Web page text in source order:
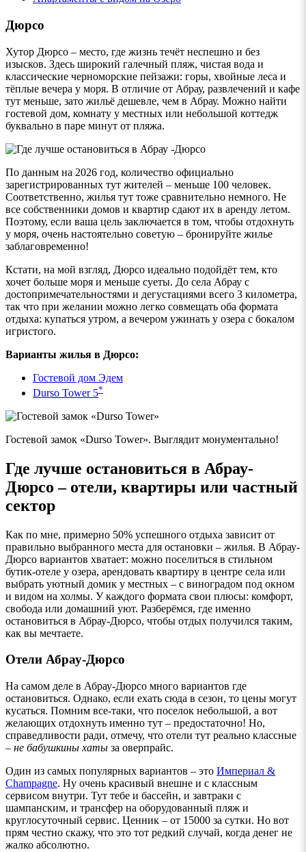
Дюрсо
Хутор Дюрсо – место, где жизнь течёт неспешно и без
изысков. Здесь широкий галечный пляж, чистая вода и
классические черноморские пейзажи: горы, хвойные леса и
тёплые вечера у моря. В отличие от Абрау, развлечений и кафе
тут меньше, зато жильё дешевле, чем в Абрау. Можно найти
гостевой дом, комнату у местных или небольшой коттедж
буквально в паре минут от пляжа.
По данным на 2026 год, количество официально
зарегистрированных тут жителей – меньше 100 человек.
Соответственно, жилья тут тоже сравнительно немного. Не
все собственники домов и квартир сдают их в аренду летом.
Поэтому, если ваша цель заключается в том, чтобы отдохнуть
у моря, очень настоятельно советую – бронируйте жилье
заблаговременно!
Кстати, на мой взгляд, Дюрсо идеально подойдёт тем, кто
хочет больше моря и меньше суеты. До села Абрау с
достопримечательностями и дегустациями всего 3 километра,
так что при желании можно легко совмещать оба формата
отдыха: купаться утром, а вечером ужинать у озера с бокалом
игристого.
Варианты жилья в Дюрсо:
Гостевой дом Эдем
Durso Tower 5*
Гостевой замок «Durso Tower». Выглядит монументально!
Где лучше остановиться в Абрау-
Дюрсо – отели, квартиры или частный
сектор
Как по мне, примерно 50% успешного отдыха зависит от
правильно выбранного места для остановки – жилья. В Абрау-
Дюрсо вариантов хватает: можно поселиться в стильном
бутик-отеле у озера, арендовать квартиру в центре села или
выбрать уютный домик у местных – с виноградом под окном
и видом на холмы. У каждого формата свои плюсы: комфорт,
свобода или домашний уют. Разберёмся, где именно
остановиться в Абрау-Дюрсо, чтобы отдых получился таким,
как вы мечтаете.
Отели Абрау-Дюрсо
На самом деле в Абрау-Дюрсо много вариантов где
остановиться. Однако, если ехать сюда в сезон, то цены могут
кусаться. Помним все-таки, что поселок небольшой, а вот
желающих отдохнуть именно тут – предостаточно! Но,
справедливости ради, отмечу, что отели тут реально классные
– не бабушкины хаты за оверпрайс.
Один из самых популярных вариантов – это Империал &
Champagne. Ну очень красивый внешне и с классным
сервисом внутри. Тут тебе и бассейн, и завтраки с
шампанским, и трансфер на оборудованный пляж и
круглосуточный сервис. Ценник – от 15000 за сутки. Но вот
прям честно скажу, что это тот редкий случай, когда денег не
жалко абсолютно.